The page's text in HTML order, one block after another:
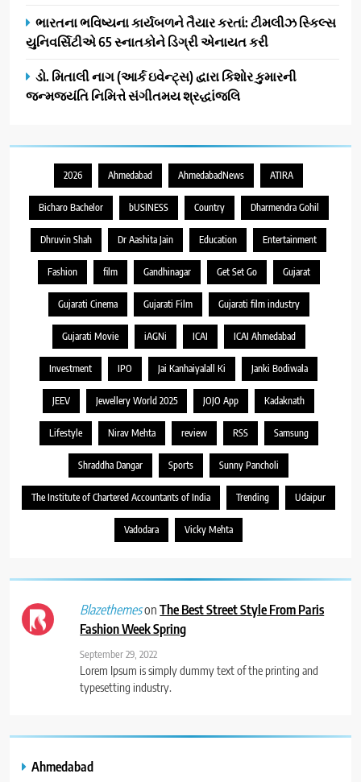
ભારતના ભવિષ્યના કાર્યબળને તૈયાર કરતાં: ટીમલીઝ સ્કિલ્સ
યુનિવર્સિટીએ 65 સ્નાતકોને ડિગ્રી એનાયત કરી
ડો. મિતાલી નાગ (આર્ક ઇવેન્ટ્સ) દ્વારા કિશોર કુમારની
જન્મજયંતિ નિમિત્તે સંગીતમય શ્રદ્ધાંજલિ
2026 Ahmedabad AhmedabadNews ATIRA
Bicharo Bachelor bUSINESS Country Dharmendra Gohil
Dhruvin Shah Dr Aashita Jain Education Entertainment
Fashion film Gandhinagar Get Set Go Gujarat
Gujarati Cinema Gujarati Film Gujarati film industry
Gujarati Movie iAGNi ICAI ICAI Ahmedabad
Investment IPO Jai Kanhaiyalall Ki Janki Bodiwala
JEEV Jewellery World 2025 JOJO App Kadaknath
Lifestyle Nirav Mehta review RSS Samsung
Shraddha Dangar Sports Sunny Pancholi
The Institute of Chartered Accountants of India Trending Udaipur
Vadodara Vicky Mehta
BlazethemesonThe Best Street Style From Paris
Fashion Week Spring
September 29, 2022
Lorem Ipsum is simply dummy text of the printing and
typesetting industry.
Ahmedabad